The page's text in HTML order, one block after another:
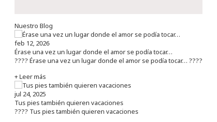
Nuestro Blog
feb 12, 2026
Érase una vez un lugar donde el amor se podía tocar…
???? Érase una vez un lugar donde el amor se podía tocar… ????
+ Leer más
jul 24, 2025
Tus pies también quieren vacaciones
???? Tus pies también quieren vacaciones